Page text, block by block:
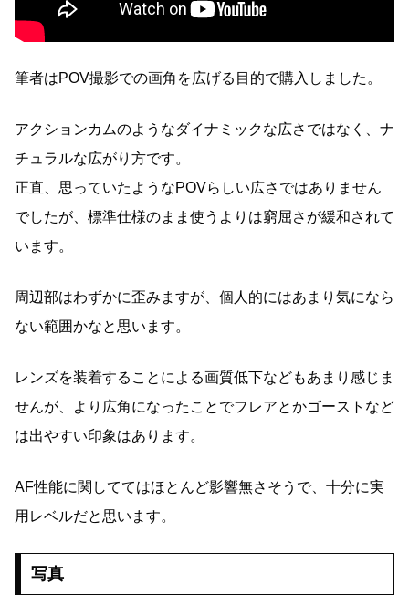
筆者はPOV撮影での画角を広げる目的で購入しました。
アクションカムのようなダイナミックな広さではなく、ナ
チュラルな広がり方です。
正直、思っていたようなPOVらしい広さではありません
でしたが、標準仕様のまま使うよりは窮屈さが緩和されて
います。
周辺部はわずかに歪みますが、個人的にはあまり気になら
ない範囲かなと思います。
レンズを装着することによる画質低下などもあまり感じま
せんが、より広角になったことでフレアとかゴーストなど
は出やすい印象はあります。
AF性能に関しててはほとんど影響無さそうで、十分に実
用レベルだと思います。
写真